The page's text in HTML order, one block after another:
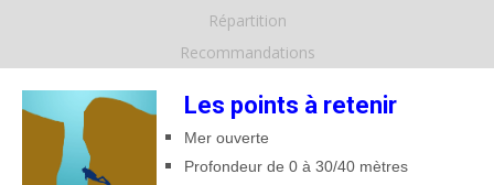
Répartition
Recommandations
Les points à retenir
Mer ouverte
Profondeur de 0 à 30/40 mètres